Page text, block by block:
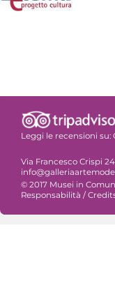
Leggi le recensioni su:
Via Francesco Crispi
© 2017 Musei in
Responsabilità /